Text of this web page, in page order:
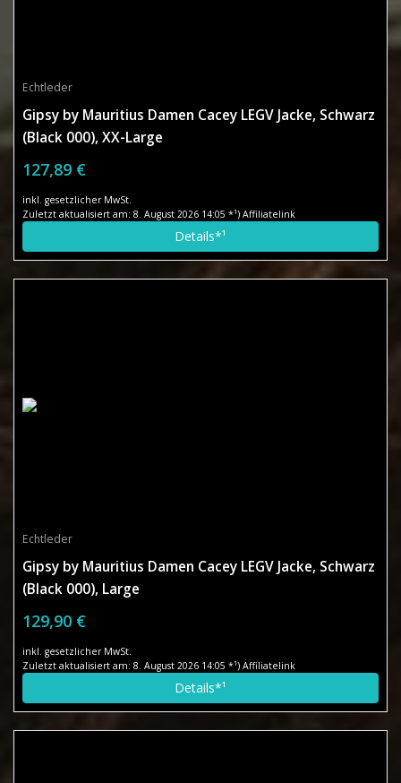
Echtleder
Gipsy by Mauritius Damen Cacey LEGV Jacke, Schwarz
(Black 000), XX-Large
127,89 €
inkl. gesetzlicher MwSt.
Zuletzt aktualisiert am: 8. August 2026 14:05 *¹) Affiliatelink
Details*¹
Echtleder
Gipsy by Mauritius Damen Cacey LEGV Jacke, Schwarz
(Black 000), Large
129,90 €
inkl. gesetzlicher MwSt.
Zuletzt aktualisiert am: 8. August 2026 14:05 *¹) Affiliatelink
Details*¹